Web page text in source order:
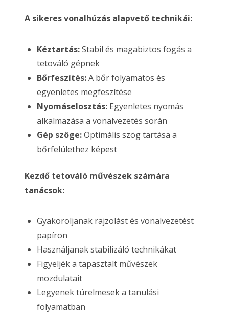
A sikeres vonalhúzás alapvető technikái:
Kéztartás:Stabil és magabiztos fogás a
tetováló gépnek
Bőrfeszítés:A bőr folyamatos és
egyenletes megfeszítése
Nyomáselosztás: Egyenletes nyomás
alkalmazása a vonalvezetés során
Gép szöge:Optimális szög tartása a
bőrfelülethez képest
Kezdő tetováló művészek számára
tanácsok:
Gyakoroljanak rajzolást és vonalvezetést
papíron
Használjanak stabilizáló technikákat
Figyeljék a tapasztalt művészek
mozdulatait
Legyenek türelmesek a tanulási
folyamatban